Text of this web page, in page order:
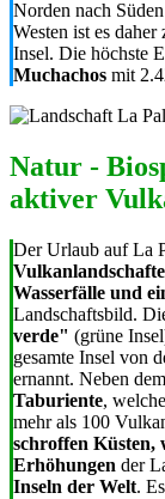
Norden nach
Westen ist es
Insel. Die höchste
Muchachos mit
Natur -
aktiver
Der Urlaub auf La
Wasserfälle und
Landschaftsbild.
verde" (grüne
gesamte Insel von
ernannt. Neben
Taburiente,
mehr als 100
schroffen Küsten,
Erhöhungen der
Inseln der Welt.